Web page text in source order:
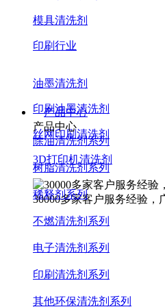
模具清洗剂
印刷行业
油墨清洗剂
印刷油墨清洗剂
丝网印刷清洗剂
3D打印机清洗剂
30000多家客户服务经验
产品中心
产品中心
除油清洗剂系列
树脂清洗剂系列
稀释剂系列
不燃清洗剂系列
电子清洗剂系列
印刷清洗剂系列
其他环保清洗剂系列